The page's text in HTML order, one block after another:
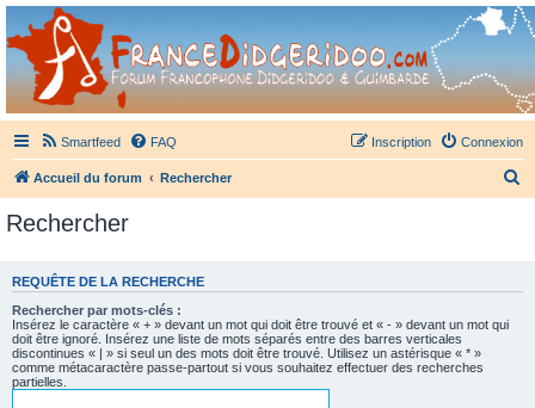
France Didgeridoo
Didgeridoo et Guimbarde sur France Didgeridoo - retrouvez la communauté.
Smartfeed FAQ Connexion
Inscription
Accueil du forum Rechercher
e
Rechercher
REQUÊTE DE LA RECHERCHE
Rechercher par mots-clés :
Insérez le caractère « + » devant un mot qui doit être trouvé et « - » devant un mot qui
doit être ignoré. Insérez une liste de mots séparés entre des barres verticales
discontinues « | » si seul un des mots doit être trouvé. Utilisez un astérisque « * »
comme métacaractère passe-partout si vous souhaitez effectuer des recherches
partielles.